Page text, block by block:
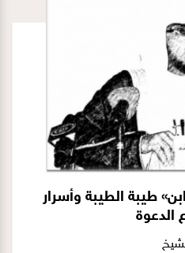
طيبة الطيبة وأسرار
الدعوة